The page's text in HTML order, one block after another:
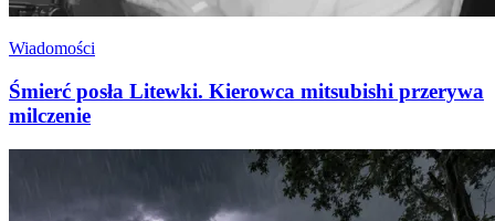
Wiadomości
Śmierć posła Litewki. Kierowca mitsubishi przerywa
milczenie